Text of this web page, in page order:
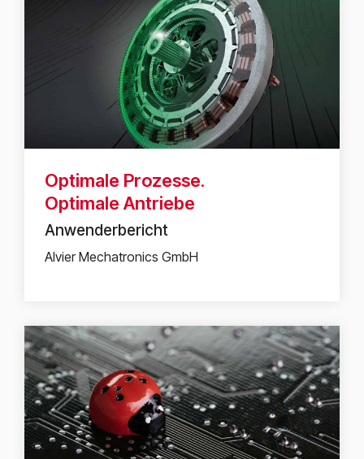
Optimale Prozesse.
Optimale Antriebe
Anwenderbericht
Alvier Mechatronics GmbH